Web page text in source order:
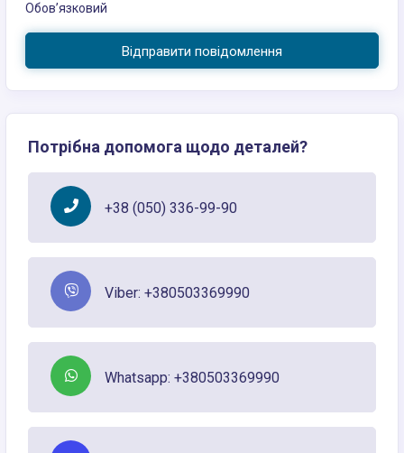
Обов’язковий
Відправити повідомлення
Потрібна допомога щодо деталей?
+38 (050) 336-99-90
Viber: +380503369990
Whatsapp: +380503369990